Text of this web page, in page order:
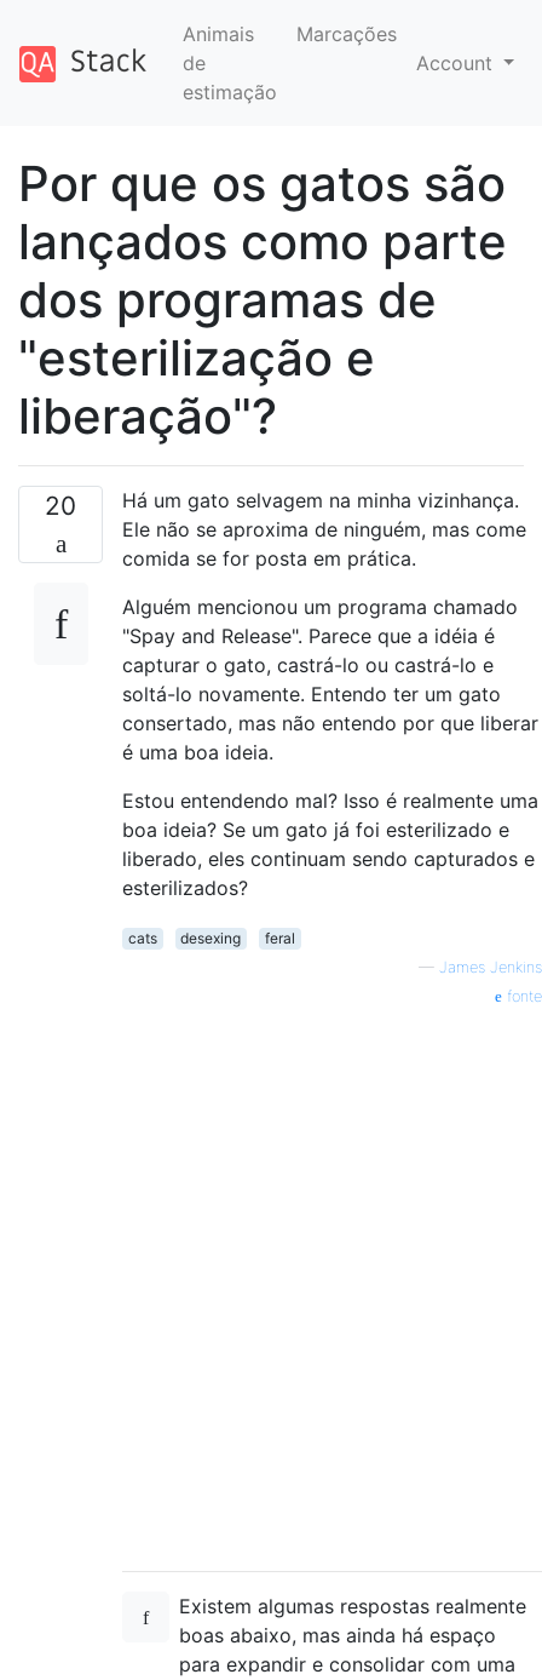
Animais
de
estimação
Marcações
Account
Por que os gatos são
lançados como parte
dos programas de
"esterilização e
liberação"?
20
Há um gato selvagem na minha vizinhança.
Ele não se aproxima de ninguém, mas come
comida se for posta em prática.
Alguém mencionou um programa chamado
"Spay and Release". Parece que a idéia é
capturar o gato, castrá-lo ou castrá-lo e
soltá-lo novamente. Entendo ter um gato
consertado, mas não entendo por que liberar
é uma boa ideia.
Estou entendendo mal? Isso é realmente uma
boa ideia? Se um gato já foi esterilizado e
liberado, eles continuam sendo capturados e
esterilizados?
cats desexing
feral
— James Jenkins
fonte
Existem algumas respostas realmente
boas abaixo, mas ainda há espaço
para expandir e consolidar com uma